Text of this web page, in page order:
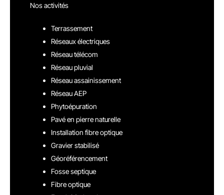
Nos activités
Terrassement
Réseaux électriques
Réseau télécom
Réseau pluvial
Réseau assainissement
Réseau AEP
Phytoépuration
Pavé en pierre naturelle
Installation fibre optique
Gravier stabilisé
Géoréférencement
Fosse septique
Fibre optique